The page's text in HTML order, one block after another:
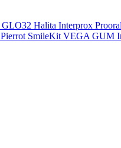
GLO32 Halita Interprox Prooral
Pierrot SmileKit VEGA GUM